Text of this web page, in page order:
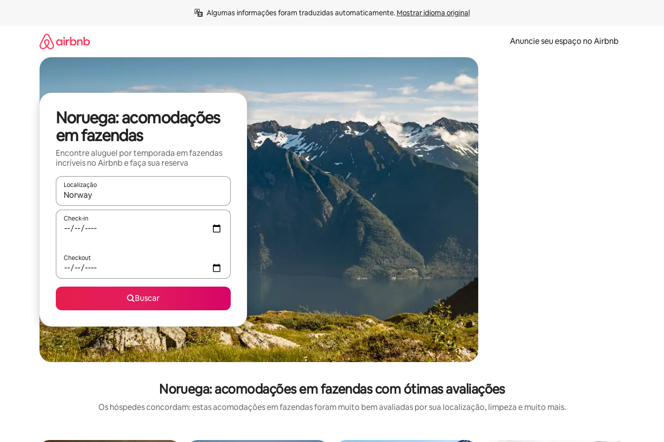
Algumas informações foram traduzidas automaticamente. Mostrar idioma original
Anuncie seu espaço no Airbnb
Noruega: acomodações
em fazendas
Encontre aluguel por temporada em fazendas
incríveis no Airbnb e faça sua reserva
Localização
Quando os resultados estiverem disponíveis, explore-os usando as seta para cima e para baixo do teclado ou tocando e deslizando o dedo na tela.
Check-in
Checkout
Buscar
Noruega: acomodações em fazendas com ótimas avaliações
Os hóspedes concordam: estas acomodações em fazendas foram muito bem avaliadas por sua localização, limpeza e muito mais.